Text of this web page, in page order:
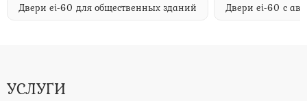
Двери ei-60 для общественных зданий Двери ei-60 с
УСЛУГИ